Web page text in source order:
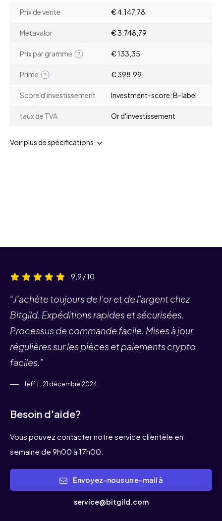
Prix de vente € 4.147,78
Métavalor € 3.748,79
Prix par gramme € 133,35
Prime € 398,99
Score d'investissement Investment-score: B-label
taux de TVA Or d'investissement
Voir plus de spécifications
9,9 / 10
“J'achète toujours de l'or et de l'argent chez
Bitgild. Expéditions rapides et sécurisées.
Processus de commande facile. Mises à jour
régulières sur les pièces et paiements crypto
faciles.”
Jeff J., 21 décembre 2024
Besoin d'aide?
Vous pouvez contacter notre service clientèle en
semaine de 9h00 à 17h00.
service@bitgild.com